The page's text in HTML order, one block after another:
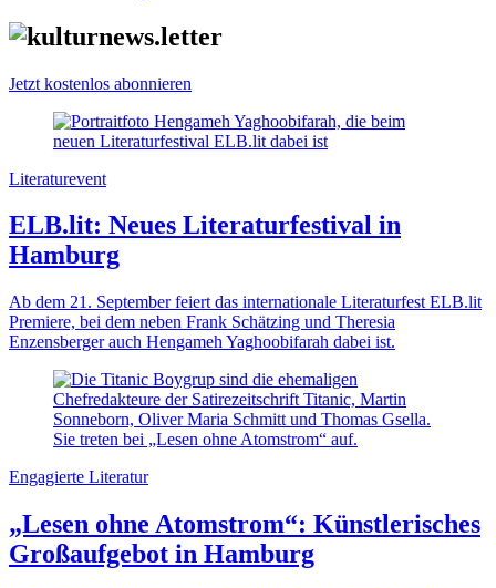
Jetzt kostenlos abonnieren
Literaturevent
ELB.lit: Neues Literaturfestival in
Hamburg
Ab dem 21. September feiert das internationale Literaturfest ELB.lit
Premiere, bei dem neben Frank Schätzing und Theresia
Enzensberger auch Hengameh Yaghoobifarah dabei ist.
Engagierte Literatur
„Lesen ohne Atomstrom“: Künstlerisches
Großaufgebot in Hamburg